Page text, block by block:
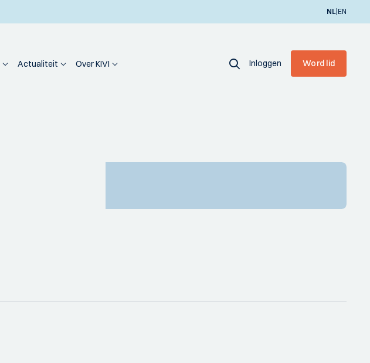
NL|EN
Actualiteit Over KIVI Inloggen Word lid